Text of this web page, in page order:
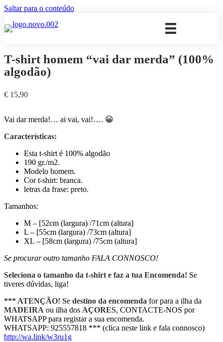
Saltar para o conteúdo
T-shirt homem “vai dar merda” (100%
algodão)
€ 15,90
Vai dar merda!… ai vai, vai!…. 😀
Características:
Esta t-shirt é 100% algodão
190 gr./m2.
Modelo homem.
Cor t-shirt: branca.
letras da frase: preto.
Tamanhos:
M – [52cm (largura) /71cm (altura]
L – [55cm (largura) /73cm (altura]
XL – [58cm (largura) /75cm (altura]
Se procurar outro tamanho FALA CONNOSCO!
Seleciona o tamanho da t-shirt e faz a tua Encomenda! Se
tiveres dúvidas, liga!
*** ATENÇÃO! Se destino da encomenda for para a ilha da
MADEIRA ou ilha dos AÇORES, CONTACTE-NOS por
WHATSAPP para registar a sua encomenda.
WHATSAPP: 925557818 *** (clica neste link e fala connosco)
http://wa.link/w3ru1g